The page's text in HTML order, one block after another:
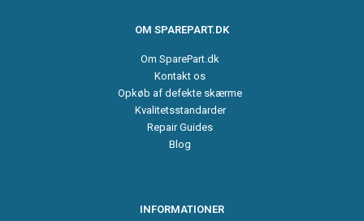
OM SPAREPART.DK
Om SparePart.dk
Kontakt os
Opkøb af defekte skærme
Kvalitetsstandarder
Repair Guides
Blog
INFORMATIONER